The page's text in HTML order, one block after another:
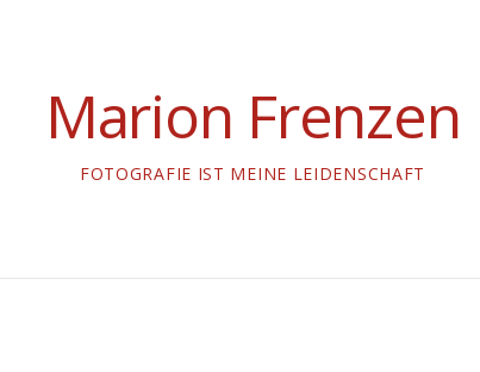
Marion Frenzen
FOTOGRAFIE IST MEINE LEIDENSCHAFT